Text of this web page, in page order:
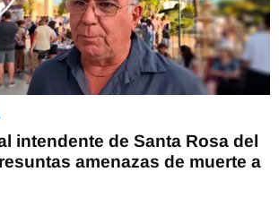
intendente de Santa Rosa del
amenazas de muerte a